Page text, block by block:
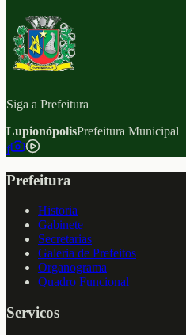
Siga a Prefeitura
LupionópolisPrefeitura Municipal
f
Prefeitura
Historia
Gabinete
Secretarias
Galeria de Prefeitos
Organograma
Quadro Funcional
Servicos